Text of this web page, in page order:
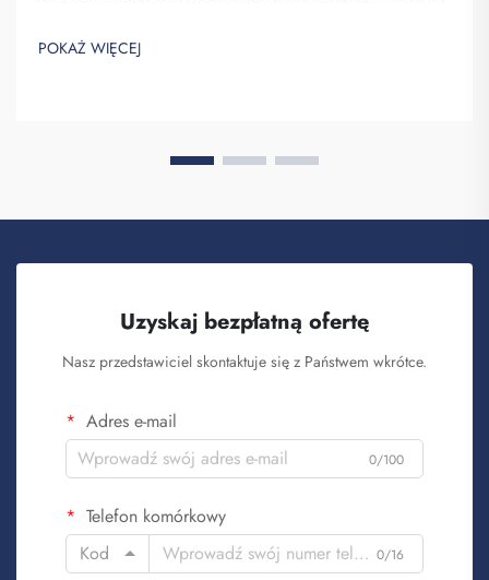
grę. Noszenie wspaniałych strojów piłkarskich może nadać
zawodnikom większą siłę. Stroj...
POKAŻ WIĘCEJ
Uzyskaj bezpłatną ofertę
Nasz przedstawiciel skontaktuje się z Państwem wkrótce.
Adres e-mail
0/100
Telefon komórkowy
Kod
0/16